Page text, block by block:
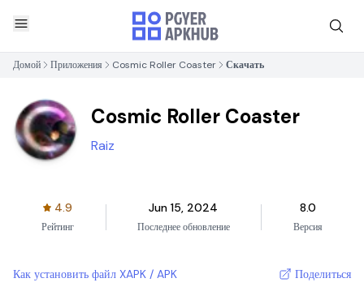
Домой Приложения Cosmic Roller Coaster Скачать
Cosmic Roller Coaster
Raiz
4.9
Рейтинг
Jun 15, 2024
Последнее обновление
8.0
Версия
Как установить файл XAPK / APK Поделиться